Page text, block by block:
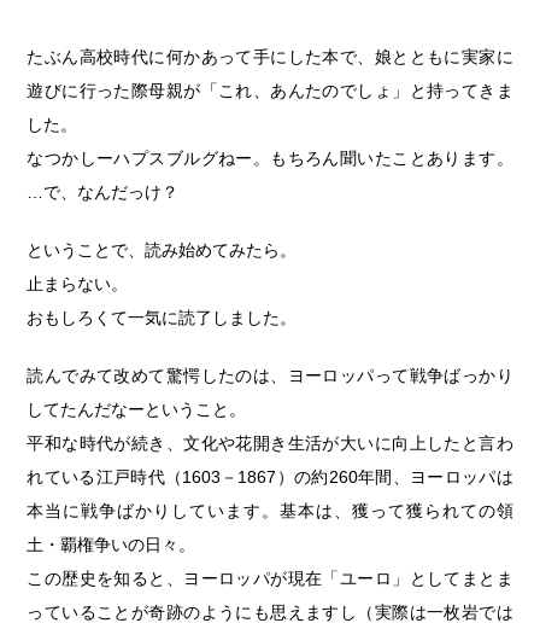
たぶん高校時代に何かあって手にした本で、娘とともに実家に
遊びに行った際母親が「これ、あんたのでしょ」と持ってきま
した。
なつかしーハプスブルグねー。もちろん聞いたことあります。
…で、なんだっけ？
ということで、読み始めてみたら。
止まらない。
おもしろくて一気に読了しました。
読んでみて改めて驚愕したのは、ヨーロッパって戦争ばっかり
してたんだなーということ。
平和な時代が続き、文化や花開き生活が大いに向上したと言わ
れている江戸時代（1603－1867）の約260年間、ヨーロッパは
本当に戦争ばかりしています。基本は、獲って獲られての領
土・覇権争いの日々。
この歴史を知ると、ヨーロッパが現在「ユーロ」としてまとま
っていることが奇跡のようにも思えますし（実際は一枚岩では